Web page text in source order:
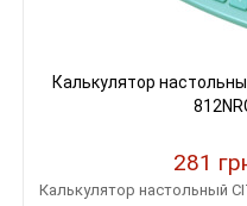
Калькулятор
281
Калькулятор настольный